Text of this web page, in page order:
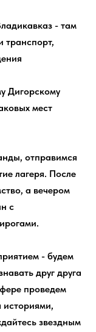
- там
транспорт,
Дигорскому
мест
отправимся
лагеря. После
а вечером
с
- будем
друг друга
проведем
историями,
звездным